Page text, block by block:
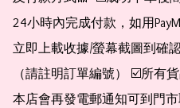
24小時內完成付款，如用
立即上載收據/螢幕截圖到確
（請註明訂單編號） ☑️所有
本店會再發電郵通知可到門